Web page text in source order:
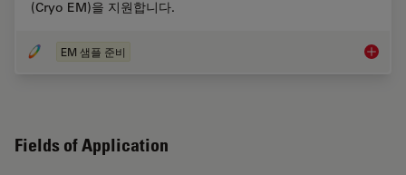
(Cryo EM)을 지원합니다.
EM 샘플 준비 EM 시
Fields of Application